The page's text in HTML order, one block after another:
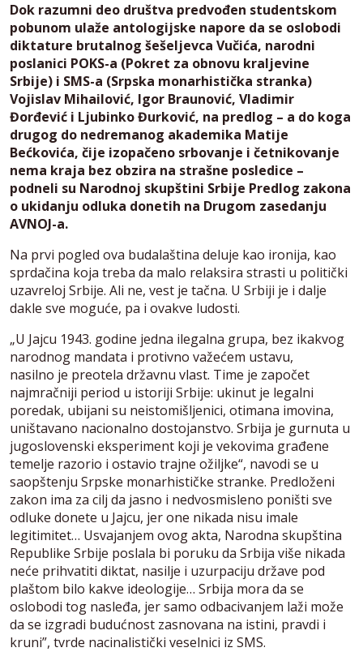
Dok razumni deo društva predvođen studentskom
pobunom ulaže antologijske napore da se oslobodi
diktature brutalnog šešeljevca Vučića, narodni
poslanici POKS-a (Pokret za obnovu kraljevine
Srbije) i SMS-a (Srpska monarhistička stranka)
Vojislav Mihailović, Igor Braunović, Vladimir
Đorđević i Ljubinko Đurković, na predlog – a do koga
drugog do nedremanog akademika Matije
Bećkovića, čije izopačeno srbovanje i četnikovanje
nema kraja bez obzira na strašne posledice –
podneli su Narodnoj skupštini Srbije Predlog zakona
o ukidanju odluka donetih na Drugom zasedanju
AVNOJ-a.
Na prvi pogled ova budalaština deluje kao ironija, kao
sprdačina koja treba da malo relaksira strasti u politički
uzavreloj Srbije. Ali ne, vest je tačna. U Srbiji je i dalje
dakle sve moguće, pa i ovakve ludosti.
„U Jajcu 1943. godine jedna ilegalna grupa, bez ikakvog
narodnog mandata i protivno važećem ustavu,
nasilno je preotela državnu vlast. Time je započet
najmračniji period u istoriji Srbije: ukinut je legalni
poredak, ubijani su neistomišljenici, otimana imovina,
uništavano nacionalno dostojanstvo. Srbija je gurnuta u
jugoslovenski eksperiment koji je vekovima građene
temelje razorio i ostavio trajne ožiljke“, navodi se u
saopštenju Srpske monarhističke stranke. Predloženi
zakon ima za cilj da jasno i nedvosmisleno poništi sve
odluke donete u Jajcu, jer one nikada nisu imale
legitimitet… Usvajanjem ovog akta, Narodna skupština
Republike Srbije poslala bi poruku da Srbija više nikada
neće prihvatiti diktat, nasilje i uzurpaciju države pod
plaštom bilo kakve ideologije… Srbija mora da se
oslobodi tog nasleđa, jer samo odbacivanjem laži može
da se izgradi budućnost zasnovana na istini, pravdi i
kruni”, tvrde nacinalistički veselnici iz SMS.